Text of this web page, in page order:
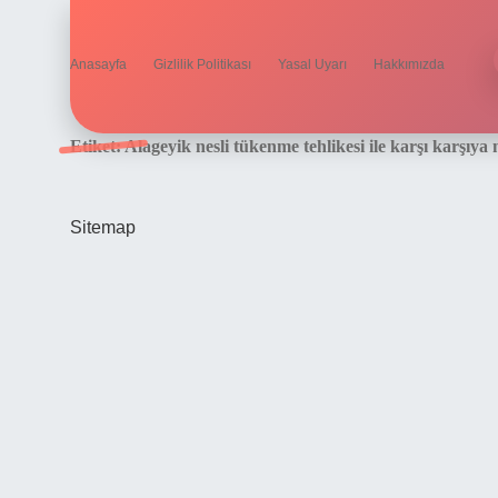
Anasayfa Gizlilik Politikası Yasal Uyarı Hakkımızda
Etiket:Alageyik nesli tükenme tehlikesi ile karşı karşıya
Sitemap